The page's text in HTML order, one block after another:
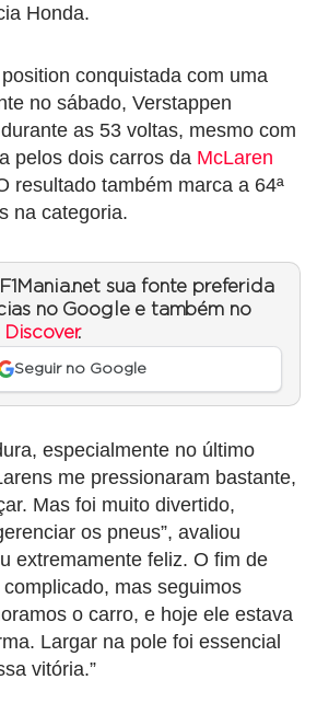
Honda.
conquistada com uma
no sábado, Verstappen
as 53 voltas, mesmo com
pelos dois carros da McLaren
resultado também marca a 64ª
na categoria.
sua fonte preferida
no Google e também no
.
Seguir no Google
especialmente no último
me pressionaram bastante,
Mas foi muito divertido,
os pneus”, avaliou
extremamente feliz. O fim de
mas seguimos
o carro, e hoje ele estava
Largar na pole foi essencial
vitória.”